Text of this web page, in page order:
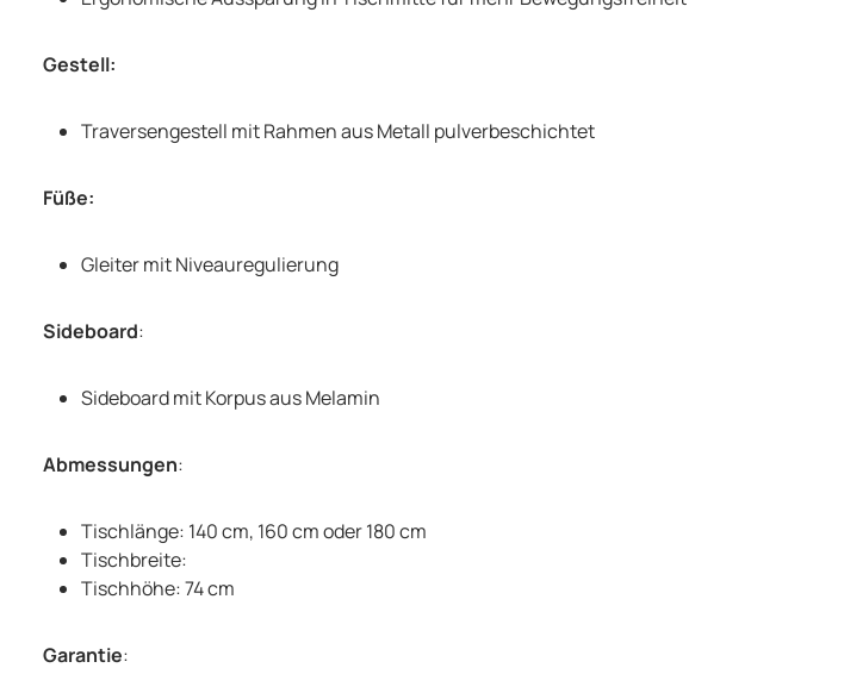
Gestell:
Traversengestell mit Rahmen aus Metall pulverbeschichtet
Füße:
Gleiter mit Niveauregulierung
Sideboard:
Sideboard mit Korpus aus Melamin
Abmessungen:
Tischlänge: 140 cm, 160 cm oder 180 cm
Tischbreite:
Tischhöhe: 74 cm
Garantie: